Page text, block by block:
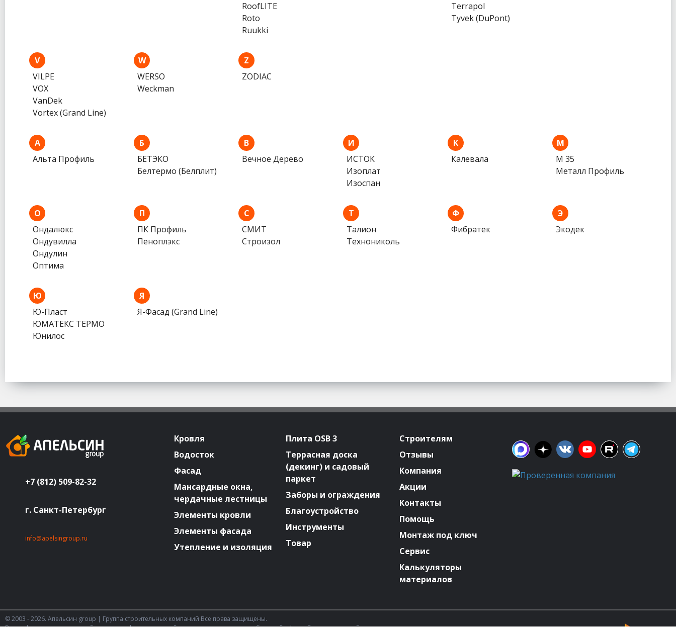
RoofLITE
Roto
Ruukki
Terrapol
Tyvek (DuPont)
V
VILPE
VOX
VanDek
Vortex (Grand Line)
W
WERSO
Weckman
Z
ZODIAC
А
Альта Профиль
Б
БЕТЭКО
Белтермо (Белплит)
В
Вечное Дерево
И
ИСТОК
Изоплат
Изоспан
К
Калевала
М
М 35
Металл Профиль
О
Ондалюкс
Ондувилла
Ондулин
Оптима
П
ПК Профиль
Пеноплэкс
С
СМИТ
Строизол
Т
Талион
Технониколь
Ф
Фибратек
Э
Экодек
Ю
Ю-Пласт
ЮМАТЕКС ТЕРМО
Юнилос
Я
Я-Фасад (Grand Line)
+7 (812) 509-82-32
г. Санкт-Петербург
info@apelsingroup.ru
Кровля
Водосток
Фасад
Мансардные окна,
чердачные лестницы
Элементы кровли
Элементы фасада
Утепление и изоляция
Плита OSB 3
Террасная доска
(декинг) и садовый
паркет
Заборы и ограждения
Благоустройство
Инструменты
Товар
Строителям
Отзывы
Компания
Акции
Контакты
Помощь
Монтаж под ключ
Сервис
Калькуляторы
материалов
© 2003 - 2026. Апельсин group | Группа строительных компаний Все права защищены.